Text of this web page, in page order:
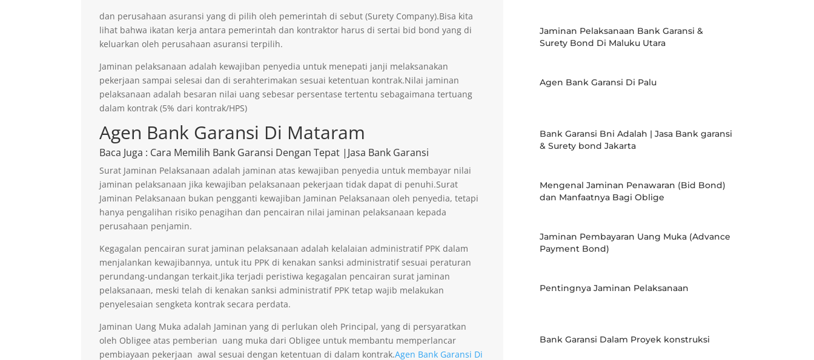
dan perusahaan asuransi yang di pilih oleh pemerintah di sebut (Surety Company).Bisa kita
lihat bahwa ikatan kerja antara pemerintah dan kontraktor harus di sertai bid bond yang di
keluarkan oleh perusahaan asuransi terpilih.
Jaminan pelaksanaan adalah kewajiban penyedia untuk menepati janji melaksanakan
pekerjaan sampai selesai dan di serahterimakan sesuai ketentuan kontrak.Nilai jaminan
pelaksanaan adalah besaran nilai uang sebesar persentase tertentu sebagaimana tertuang
dalam kontrak (5% dari kontrak/HPS)
Agen Bank Garansi Di Mataram
Baca Juga : Cara Memilih Bank Garansi Dengan Tepat |Jasa Bank Garansi
Surat Jaminan Pelaksanaan adalah jaminan atas kewajiban penyedia untuk membayar nilai
jaminan pelaksanaan jika kewajiban pelaksanaan pekerjaan tidak dapat di penuhi.Surat
Jaminan Pelaksanaan bukan pengganti kewajiban Jaminan Pelaksanaan oleh penyedia, tetapi
hanya pengalihan risiko penagihan dan pencairan nilai jaminan pelaksanaan kepada
perusahaan penjamin.
Kegagalan pencairan surat jaminan pelaksanaan adalah kelalaian administratif PPK dalam
menjalankan kewajibannya, untuk itu PPK di kenakan sanksi administratif sesuai peraturan
perundang-undangan terkait.Jika terjadi peristiwa kegagalan pencairan surat jaminan
pelaksanaan, meski telah di kenakan sanksi administratif PPK tetap wajib melakukan
penyelesaian sengketa kontrak secara perdata.
Jaminan Uang Muka adalah Jaminan yang di perlukan oleh Principal, yang di persyaratkan
oleh Obligee atas pemberian uang muka dari Obligee untuk membantu memperlancar
pembiayaan pekerjaan awal sesuai dengan ketentuan di dalam kontrak.Agen Bank Garansi Di
Jaminan Pelaksanaan Bank Garansi &
Surety Bond Di Maluku Utara
Agen Bank Garansi Di Palu
Bank Garansi Bni Adalah | Jasa Bank garansi
& Surety bond Jakarta
Mengenal Jaminan Penawaran (Bid Bond)
dan Manfaatnya Bagi Oblige
Jaminan Pembayaran Uang Muka (Advance
Payment Bond)
Pentingnya Jaminan Pelaksanaan
Bank Garansi Dalam Proyek konstruksi